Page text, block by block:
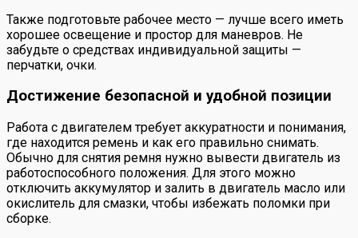
Также подготовьте рабочее место — лучше всего иметь
хорошее освещение и простор для маневров. Не
забудьте о средствах индивидуальной защиты —
перчатки, очки.
Достижение безопасной и удобной позиции
Работа с двигателем требует аккуратности и понимания,
где находится ремень и как его правильно снимать.
Обычно для снятия ремня нужно вывести двигатель из
работоспособного положения. Для этого можно
отключить аккумулятор и залить в двигатель масло или
окислитель для смазки, чтобы избежать поломки при
сборке.